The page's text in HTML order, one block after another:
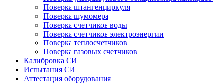
Поверка штангенциркуля
Поверка шумомера
Поверка счетчиков воды
Поверка счетчиков электроэнергии
Поверка теплосчетчиков
Поверка газовых счетчиков
Калибровка СИ
Испытания СИ
Аттестация оборудования